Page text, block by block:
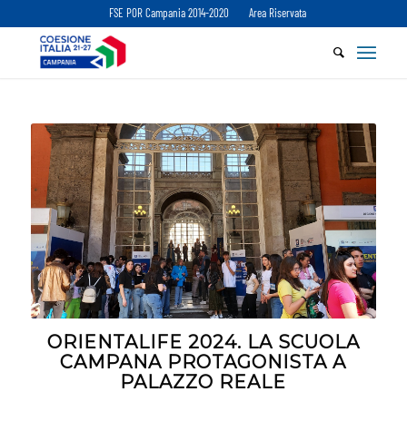
FSE POR Campania 2014-2020 Area Riservata
ORIENTALIFE 2024. LA SCUOLA
CAMPANA PROTAGONISTA A
PALAZZO REALE